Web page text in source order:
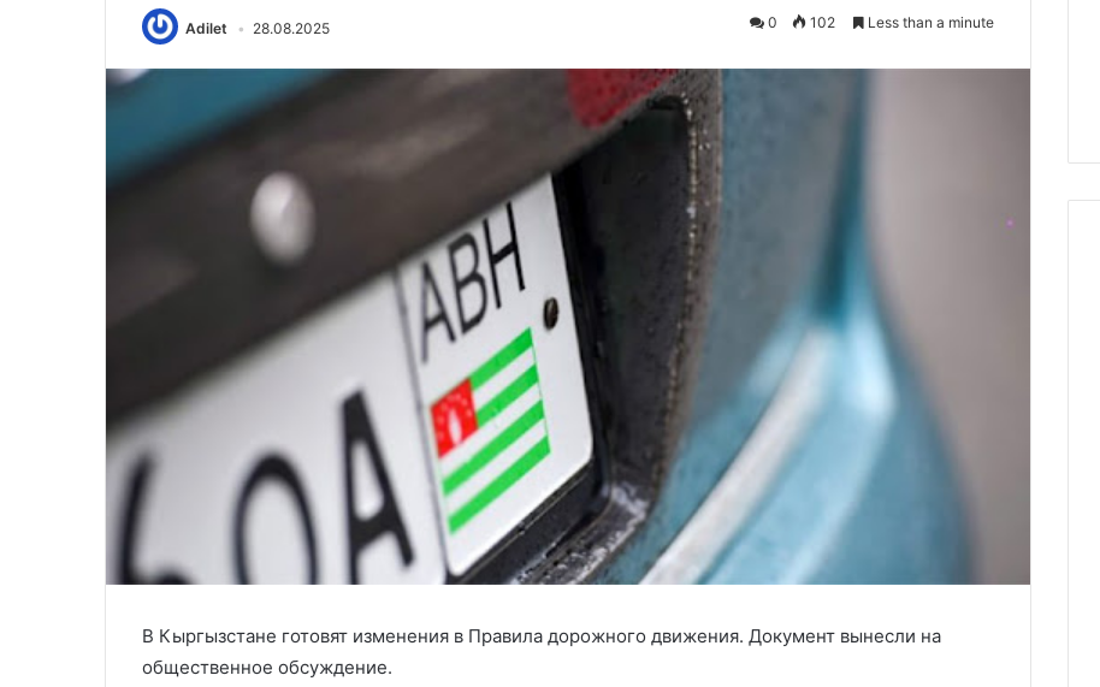
Adilet 28.08.2025 0 102 Less than a minute
В Кыргызстане готовят изменения в Правила дорожного движения. Документ вынесли на
общественное обсуждение.